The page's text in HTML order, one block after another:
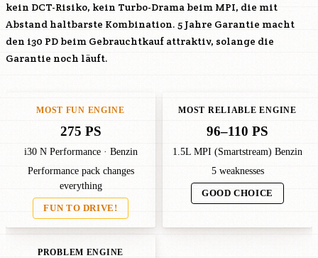
kein DCT-Risiko, kein Turbo-Drama beim MPI, die mit
Abstand haltbarste Kombination. 5 Jahre Garantie macht
den i30 PD beim Gebrauchtkauf attraktiv, solange die
Garantie noch läuft.
MOST FUN ENGINE
275 PS
i30 N Performance · Benzin
Performance pack changes
everything
FUN TO DRIVE!
MOST RELIABLE ENGINE
96–110 PS
1.5L MPI (Smartstream) Benzin
5 weaknesses
GOOD CHOICE
PROBLEM ENGINE